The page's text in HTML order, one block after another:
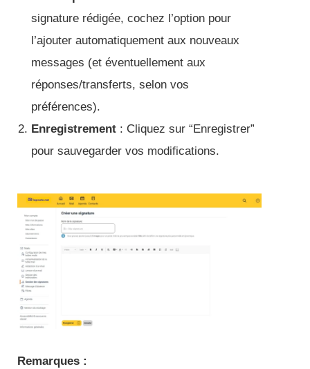
signature rédigée, cochez l’option pour
l’ajouter automatiquement aux nouveaux
messages (et éventuellement aux
réponses/transferts, selon vos
préférences).
Enregistrement : Cliquez sur “Enregistrer”
pour sauvegarder vos modifications.
Remarques :